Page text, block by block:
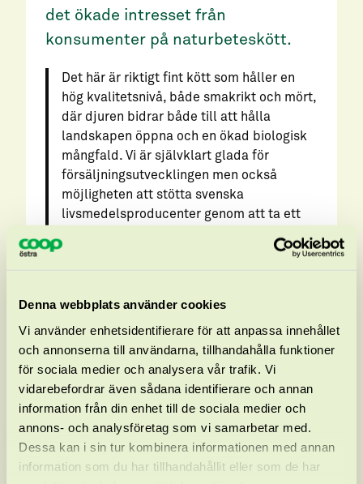
Denna webbplats använder cookies
Vi använder enhetsidentifierare för att anpassa innehållet
och annonserna till användarna, tillhandahålla funktioner
för sociala medier och analysera vår trafik. Vi
vidarebefordrar även sådana identifierare och annan
information från din enhet till de sociala medier och
annons- och analysföretag som vi samarbetar med.
Dessa kan i sin tur kombinera informationen med annan
information som du har tillhandahållit eller som de har
det ökade intresset från
konsumenter på naturbeteskött.
Det här är riktigt fint kött som håller en
hög kvalitetsnivå, både smakrikt och mört,
där djuren bidrar både till att hålla
landskapen öppna och en ökad biologisk
mångfald. Vi är självklart glada för
försäljningsutvecklingen men också
möjligheten att stötta svenska
livsmedelsproducenter genom att ta ett
helhetsansvar när vi köper in hela djur från
dem, säger Majsan Pense, Sortiment och
Djuren betar på naturbetesmarker som är
gräsmarker som man inte sått, plöjt, gödslat
eller bearbetat med maskiner på minst 20 år.
De svenska naturbetesmarkerna är de mest
artrika vi har i vårt land. Här finns
utrotningshotade växter, insekter och fåglar.
Det är också magra marker som inte passar
för odling av spannmål eller baljväxter. För
att naturbetesmarkerna ska bevaras och inte